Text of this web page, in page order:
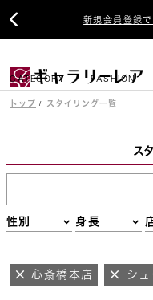
新規会員登録

CATEGORY FASHION
トップ スタイリング一覧
ス
性別 身長
心斎橋本店 シュ